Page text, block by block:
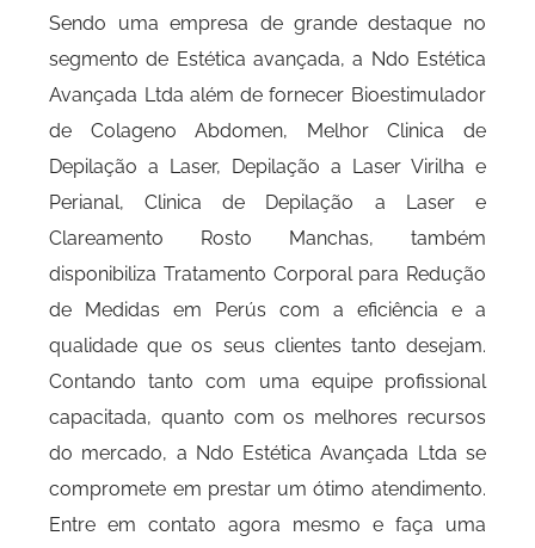
Sendo uma empresa de grande destaque no
segmento de Estética avançada, a Ndo Estética
Avançada Ltda além de fornecer Bioestimulador
de Colageno Abdomen, Melhor Clinica de
Depilação a Laser, Depilação a Laser Virilha e
Perianal, Clinica de Depilação a Laser e
Clareamento Rosto Manchas, também
disponibiliza Tratamento Corporal para Redução
de Medidas em Perús com a eficiência e a
qualidade que os seus clientes tanto desejam.
Contando tanto com uma equipe profissional
capacitada, quanto com os melhores recursos
do mercado, a Ndo Estética Avançada Ltda se
compromete em prestar um ótimo atendimento.
Entre em contato agora mesmo e faça uma